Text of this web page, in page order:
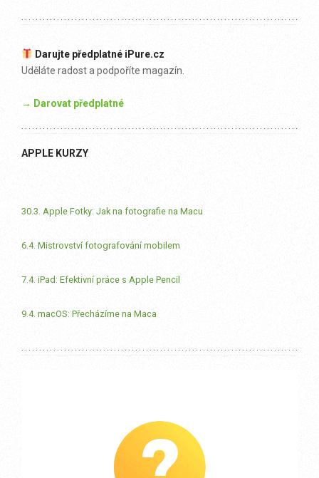
Darujte předplatné iPure.cz
Uděláte radost a podpoříte magazín.
→ Darovat předplatné
APPLE KURZY
30.3. Apple Fotky: Jak na fotografie na Macu
6.4. Mistrovství fotografování mobilem
7.4. iPad: Efektivní práce s Apple Pencil
9.4. macOS: Přecházíme na Maca